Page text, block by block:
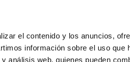
el contenido y los anuncios,
información sobre el uso que
análisis web, quienes pueden